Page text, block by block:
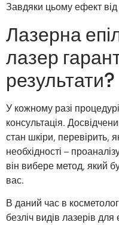
Завдяки цьому ефект від
Лазерна
лазер
результати?
У кожному разі
консультація.
стан шкіри, перевірить,
необхідності –
він вибере метод, який
вас.
В даний час в
безліч видів лазерів